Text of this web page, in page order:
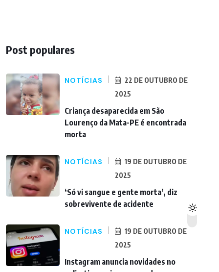
Post populares
NOTÍCIAS
22 DE OUTUBRO DE
2025
Criança desaparecida em São
Lourenço da Mata-PE é encontrada
morta
NOTÍCIAS
19 DE OUTUBRO DE
2025
‘Só vi sangue e gente morta’, diz
sobrevivente de acidente
NOTÍCIAS
19 DE OUTUBRO DE
2025
Instagram anuncia novidades no